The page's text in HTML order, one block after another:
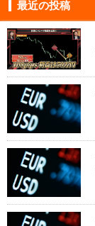
最近の投稿